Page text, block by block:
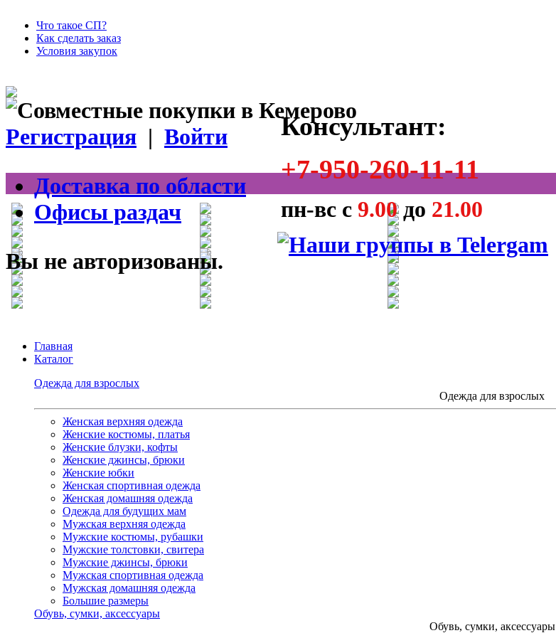
Что такое СП?
Как сделать заказ
Условия закупок
Консультант:
+7-950-260-11-11
пн-вс с 9.00до 21.00
Регистрация | Войти
Доставка по области
Офисы раздач
Вы не авторизованы.
Главная
Каталог
Одежда для взрослых
Одежда для взрослых
Женская верхняя одежда
Женские костюмы, платья
Женские блузки, кофты
Женские джинсы, брюки
Женские юбки
Женская спортивная одежда
Женская домашняя одежда
Одежда для будущих мам
Мужская верхняя одежда
Мужские костюмы, рубашки
Мужские толстовки, свитера
Мужские джинсы, брюки
Мужская спортивная одежда
Мужская домашняя одежда
Большие размеры
Обувь, сумки, аксессуары
Обувь, сумки, аксессуары